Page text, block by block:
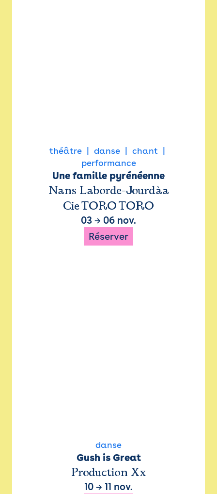
théâtre danse
chant
performance
Une famille pyrénéenne
Nans Laborde-Jourdàa
Cie TORO TORO
03 → 06 nov.
Réserver
danse
Gush is Great
Production Xx
10 → 11 nov.